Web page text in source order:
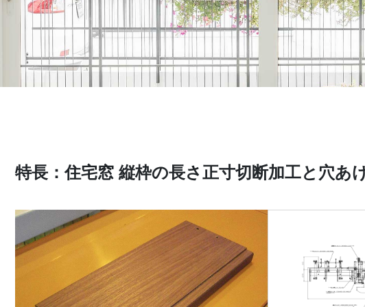
特長：住宅窓 縦枠の長さ正寸切断加工と穴あ